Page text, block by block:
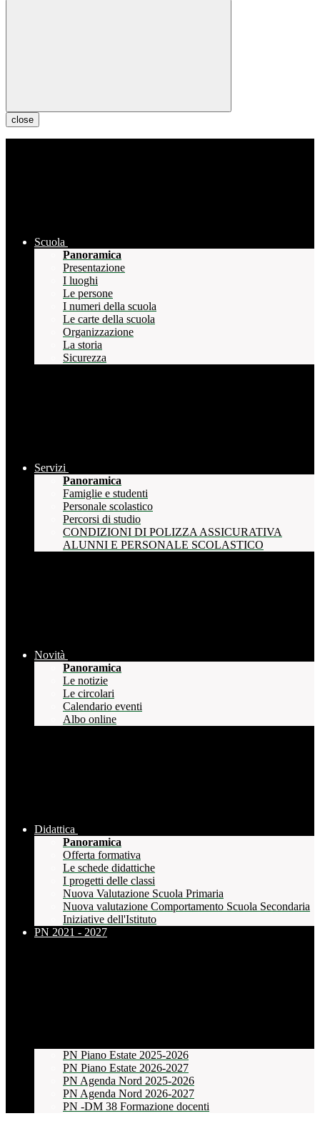
close
Scuola
Panoramica
Presentazione
I luoghi
Le persone
I numeri della scuola
Le carte della scuola
Organizzazione
La storia
Sicurezza
Servizi
Panoramica
Famiglie e studenti
Personale scolastico
Percorsi di studio
CONDIZIONI DI POLIZZA ASSICURATIVA
ALUNNI E PERSONALE SCOLASTICO
Novità
Panoramica
Le notizie
Le circolari
Calendario eventi
Albo online
Didattica
Panoramica
Offerta formativa
Le schede didattiche
I progetti delle classi
Nuova Valutazione Scuola Primaria
Nuova valutazione Comportamento Scuola Secondaria
Iniziative dell'Istituto
PN 2021 - 2027
PN Piano Estate 2025-2026
PN Piano Estate 2026-2027
PN Agenda Nord 2025-2026
PN Agenda Nord 2026-2027
PN -DM 38 Formazione docenti